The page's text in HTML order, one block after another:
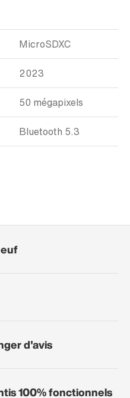
MicroSDXC
2023
50 mégapixels
Bluetooth 5.3
d'avis
100% fonctionnels